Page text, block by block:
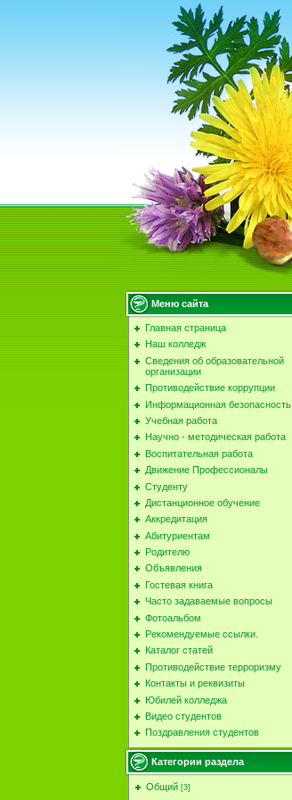
Меню сайта
Главная страница
Наш колледж
Сведения об образовательной
организации
Противодействие коррупции
Информационная безопасность
Учебная работа
Научно - методическая работа
Воспитательная работа
Движение Профессионалы
Студенту
Дистанционное обучение
Аккредитация
Абитуриентам
Родителю
Объявления
Гостевая книга
Часто задаваемые вопросы
Фотоальбом
Рекомендуемые ссылки.
Каталог статей
Противодействие терроризму
Контакты и реквизиты
Юбилей колледжа
Видео студентов
Поздравления студентов
Категории раздела
Общий [3]